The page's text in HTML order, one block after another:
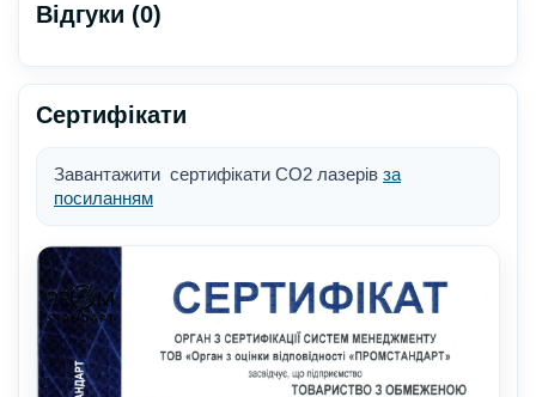
Відгуки (0)
Сертифікати
Завантажити сертифікати СО2 лазерів за
посиланням